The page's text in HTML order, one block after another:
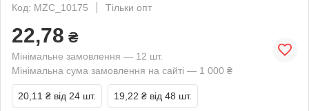
Код: MZC_10175
Тільки опт
22,78 ₴
Мінімальне замовлення — 12 шт.
Мінімальна сума замовлення на сайті — 1 000 ₴
20,11 ₴ від 24 шт. 19,22 ₴ від 48 шт.